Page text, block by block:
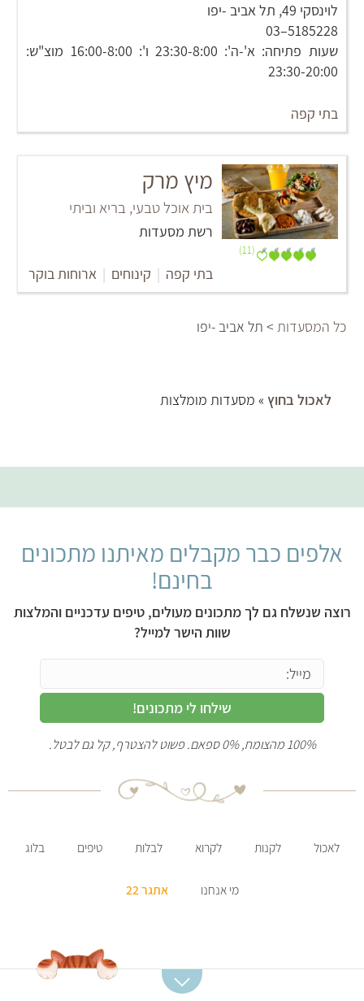
לוינסקי 49, תל אביב -יפו
5185228–03
שעות פתיחה: א'-ה': 23:30-8:00 ו': 16:00-8:00 מוצ"ש:
23:30-20:00
בתי קפה
(11)
מיץ מרק
בית אוכל טבעי, בריא וביתי
רשת מסעדות
בתי קפה | קינוחים | ארוחות בוקר
כל המסעדות > תל אביב -יפו
לאכול בחוץ » מסעדות מומלצות
אלפים כבר מקבלים מאיתנו מתכונים
בחינם!
רוצה שנשלח גם לך מתכונים מעולים, טיפים עדכניים והמלצות
שוות הישר למייל?
שילחו לי מתכונים!
100% מהצומח, 0% ספאם. פשוט להצטרף, קל גם לבטל.
לאכול לקנות לקרוא לבלות טיפים בלוג
מי אנחנו אתגר 22